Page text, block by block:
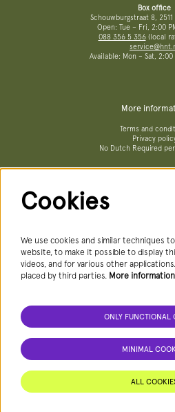
Box office
Schouwburgstraat 8, 2511
Open: Tue – Fri, 2:00
088 356 5 356(local
Available: Mon – Sat, 2:00
More
Terms and
Privacy
No Dutch Required
Newsletter
SIGN UP
Cookies
We use cookies and similar techniques
website, to make it possible to display
videos, and for various other
placed by third parties. More
ONLY FUNCTIONAL
MINIMAL
ALL